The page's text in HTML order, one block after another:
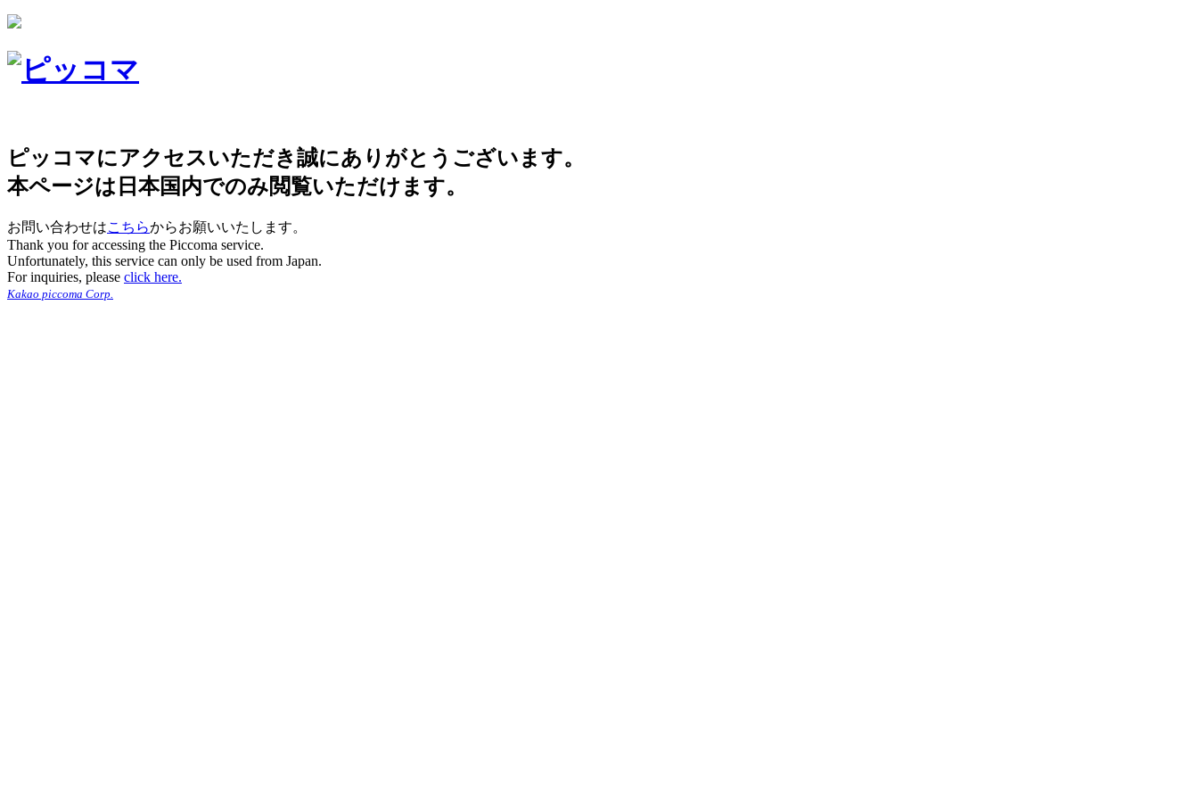
ピッコマにアクセスいただき誠にありがとうございます。
本ページは日本国内でのみ閲覧いただけます。
お問い合わせはこちらからお願いいたします。
Thank you for accessing the Piccoma service.
Unfortunately, this service can only be used from Japan.
For inquiries, please click here.
Kakao piccoma Corp.